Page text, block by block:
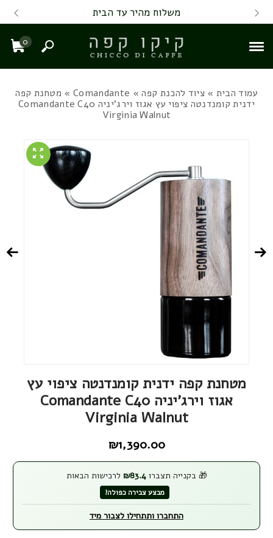
Skip to Content
Contact Us משלוח מהיר עד הבית
0
חיפוש
עמוד הבית »ציוד להכנת קפה»
Comandante» מטחנת קפה
ידנית קומנדנטה ציפוי עץ אגוז וירג'יניה Comandante C40
Virginia Walnut
מטחנת קפה ידנית קומנדנטה ציפוי עץ
אגוז וירג'יניה Comandante C40
Virginia Walnut
₪1,390.00
🎁 בקנייה תצברו ₪83.4 לרכישות הבאות
מבצע צבירה כפולה!
התחברו ותתחילו לצבור מיד
Back top top